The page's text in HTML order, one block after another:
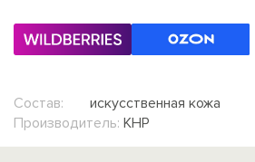
Состав:
искусственная кожа
Производитель: КНР